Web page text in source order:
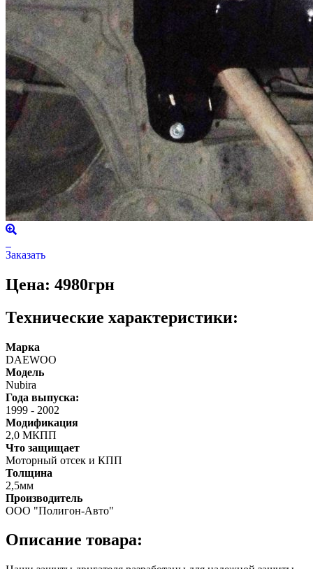
Заказать
Цена: 4980грн
Технические характеристики:
Марка
DAEWOO
Модель
Nubira
Года выпуска:
1999 - 2002
Модификация
2,0 МКПП
Что защищает
Моторный отсек и КПП
Толщина
2,5мм
Производитель
ООО "Полигон-Авто"
Описание товара: